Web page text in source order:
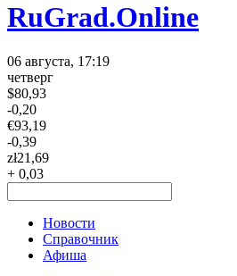
RuGrad.Online
06 августа, 17:19
четверг
$80,93
-0,20
€93,19
-0,39
zł21,69
+ 0,03
Новости
Справочник
Афиша